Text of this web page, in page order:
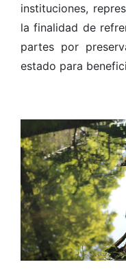
instituciones,
la finalidad de
partes por
estado para